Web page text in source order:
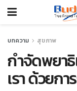
บทความ สุขภาพ
กำจัดพยา
เรา ด้วยก